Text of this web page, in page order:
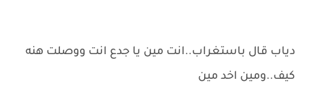
دياب قال باستغراب..انت مين يا جدع انت ووصلت هنه
كيف..ومين اخد مين